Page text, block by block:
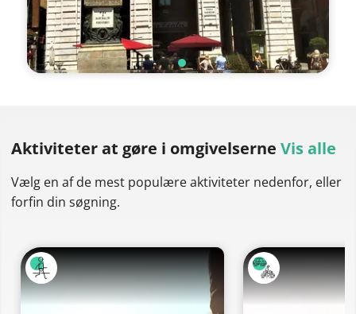
Aktiviteter at gøre i omgivelserne Vis alle
Vælg en af de mest populære aktiviteter nedenfor, eller
forfin din søgning.